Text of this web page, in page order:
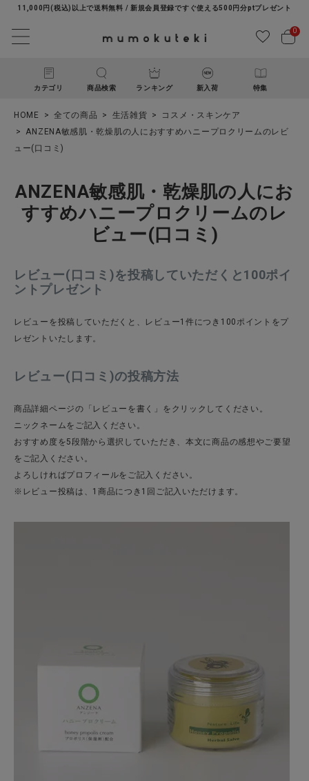
11,000円(税込)以上で送料無料 / 新規会員登録ですぐ使える500円分ptプレゼント
0
カテゴリ 商品検索 ランキング 新入荷 特集
ACCOUNT MENU
ようこそ ゲスト 様
ログイン 新規会員登録
CATEGORY
ナチュラル服
ファッション雑貨
生活雑貨
HOME 全ての商品 生活雑貨
コスメ・スキンケア
ANZENA敏感肌・乾燥肌の人におすすめハニープロクリームのレビ
ュー(口コミ)
ANZENA敏感肌・乾燥肌の人にお
すすめハニープロクリームのレ
ビュー(口コミ)
レビュー(口コミ)を投稿していただくと100ポイ
ントプレゼント
レビューを投稿していただくと、レビュー1件につき100ポイントをプ
レゼントいたします。
レビュー(口コミ)の投稿方法
商品詳細ページの「レビューを書く」をクリックしてください。
ニックネームをご記入ください。
おすすめ度を5段階から選択していただき、本文に商品の感想やご要望
をご記入ください。
よろしければプロフィールをご記入ください。
※レビュー投稿は、1商品につき1回ご記入いただけます。